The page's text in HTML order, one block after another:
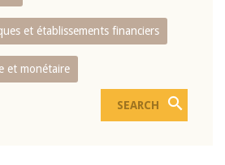
et établissements financiers
et monétaire